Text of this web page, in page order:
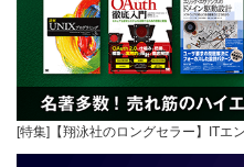
[特集]【翔泳社のロングセラー】ITエ